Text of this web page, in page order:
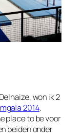
won ik 2
2014.
place to be voor
beiden onder